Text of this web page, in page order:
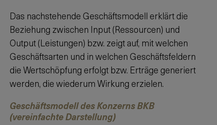
Das nachstehende Geschäftsmodell erklärt die
Beziehung zwischen Input (Ressourcen) und
Output (Leistungen) bzw. zeigt auf, mit welchen
Geschäftsarten und in welchen Geschäftsfeldern
die Wertschöpfung erfolgt bzw. Erträge generiert
werden, die wiederum Wirkung erzielen.
Geschäftsmodell des Konzerns BKB
(vereinfachte Darstellung)